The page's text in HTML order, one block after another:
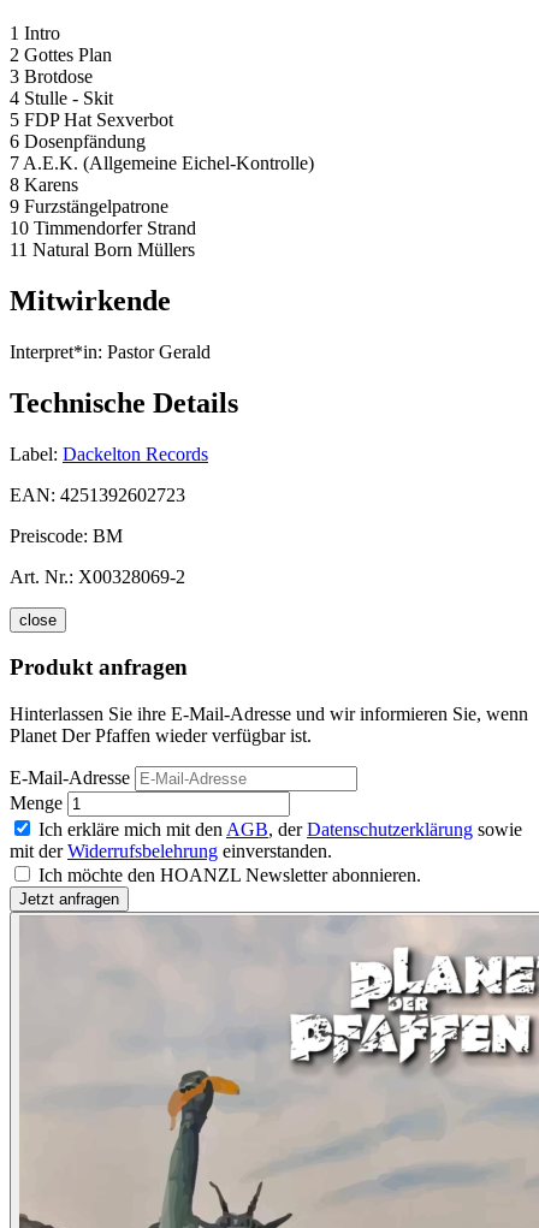
1 Intro
2 Gottes Plan
3 Brotdose
4 Stulle - Skit
5 FDP Hat Sexverbot
6 Dosenpfändung
7 A.E.K. (Allgemeine Eichel-Kontrolle)
8 Karens
9 Furzstängelpatrone
10 Timmendorfer Strand
11 Natural Born Müllers
Mitwirkende
Interpret*in: Pastor Gerald
Technische Details
Label: Dackelton Records
EAN: 4251392602723
Preiscode: BM
Art. Nr.: X00328069-2
close
Produkt anfragen
Hinterlassen Sie ihre E-Mail-Adresse und wir informieren Sie, wenn
Planet Der Pfaffen wieder verfügbar ist.
E-Mail-Adresse
Menge
Ich erkläre mich mit den AGB, derDatenschutzerklärung sowie
mit derWiderrufsbelehrung einverstanden.
Ich möchte den HOANZL Newsletter abonnieren.